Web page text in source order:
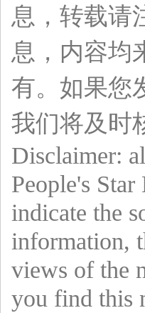
息，转载请
息，内容均
有。如果您
我们将及时
Disclaimer:
People's
indicate the
information,
views of the
you find this